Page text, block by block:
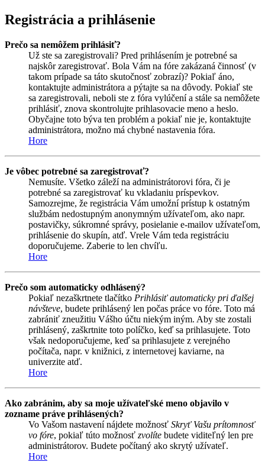
Registrácia a prihlásenie
Prečo sa nemôžem prihlásiť?
Už ste sa zaregistrovali? Pred prihlásením je potrebné sa
najskôr zaregistrovať. Bola Vám na fóre zakázaná činnosť (v
takom prípade sa táto skutočnosť zobrazí)? Pokiaľ áno,
kontaktujte administrátora a pýtajte sa na dôvody. Pokiaľ ste
sa zaregistrovali, neboli ste z fóra vylúčení a stále sa nemôžete
prihlásiť, znova skontrolujte prihlasovacie meno a heslo.
Obyčajne toto býva ten problém a pokiaľ nie je, kontaktujte
administrátora, možno má chybné nastavenia fóra.
Hore
Je vôbec potrebné sa zaregistrovať?
Nemusíte. Všetko záleží na administrátorovi fóra, či je
potrebné sa zaregistrovať ku vkladaniu príspevkov.
Samozrejme, že registrácia Vám umožní prístup k ostatným
službám nedostupným anonymným užívateľom, ako napr.
postavičky, súkromné správy, posielanie e-mailov užívateľom,
prihlásenie do skupín, atď. Vrele Vám teda registráciu
doporučujeme. Zaberie to len chvíľu.
Hore
Prečo som automaticky odhlásený?
Pokiaľ nezaškrtnete tlačítko Prihlásiť automaticky pri ďalšej
návšteve, budete prihlásený len počas práce vo fóre. Toto má
zabrániť zneužitiu Vášho účtu niekým iným. Aby ste zostali
prihlásený, zaškrtnite toto políčko, keď sa prihlasujete. Toto
však nedoporučujeme, keď sa prihlasujete z verejného
počítača, napr. v knižnici, z internetovej kaviarne, na
univerzite atď.
Hore
Ako zabránim, aby sa moje užívateľské meno objavilo v
zozname práve prihlásených?
Vo Vašom nastavení nájdete možnosť Skryť Vašu prítomnosť
vo fóre, pokiaľ túto možnosť zvolíte budete viditeľný len pre
administrátorov. Budete počítaný ako skrytý užívateľ.
Hore